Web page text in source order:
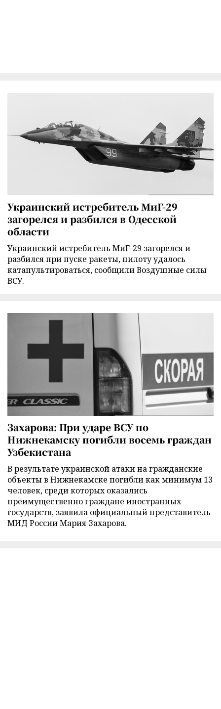
Украинский истребитель МиГ-29
загорелся и разбился в Одесской
области
Украинский истребитель МиГ-29 загорелся и
разбился при пуске ракеты, пилоту удалось
катапультироваться, сообщили Воздушные силы
ВСУ.
Захарова: При ударе ВСУ по
Нижнекамску погибли восемь граждан
Узбекистана
В результате украинской атаки на гражданские
объекты в Нижнекамске погибли как минимум 13
человек, среди которых оказались
преимущественно граждане иностранных
государств, заявила официальный представитель
МИД России Мария Захарова.